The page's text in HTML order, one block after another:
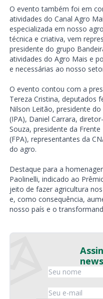
O evento também foi em
atividades do Canal Agro
especializada em nosso
técnica e criativa, vem
presidente do grupo
atividades do Agro Mais e
e necessárias ao nosso
O evento contou com a
Tereza Cristina, deputados
Nilson Leitão, presidente
(IPA), Daniel Carrara,
Souza, presidente da
(FPA), representantes da
do agro.
Destaque para a
Paolinelli, indicado ao
jeito de fazer agricultura
e, como consequência,
nosso país e o